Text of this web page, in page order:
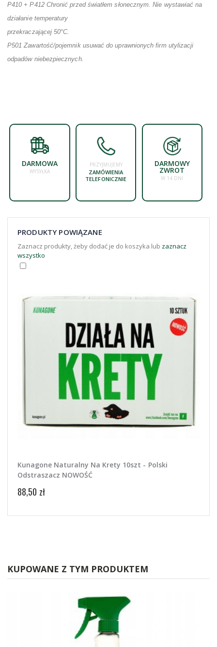
P410 + P412 Chronić przed światłem słonecznym. Nie wystawiać na
działanie temperatury
przekraczającej 50°C.
P501 Zawartość/pojemnik usuwać do uprawnionych firm utylizacji
odpadów niebezpiecznych.
DARMOWA
WYSYŁKA
PRZYJMUJEMY
ZAMÓWIENIA
TELEFONICZNIE
DARMOWY
ZWROT
W 14 DNI
PRODUKTY POWIĄZANE
Zaznacz produkty, żeby dodać je do koszyka lub zaznacz
wszystko
Kunagone Naturalny Na Krety 10szt - Polski
Odstraszacz NOWOŚĆ
88,50 zł
KUPOWANE Z TYM PRODUKTEM